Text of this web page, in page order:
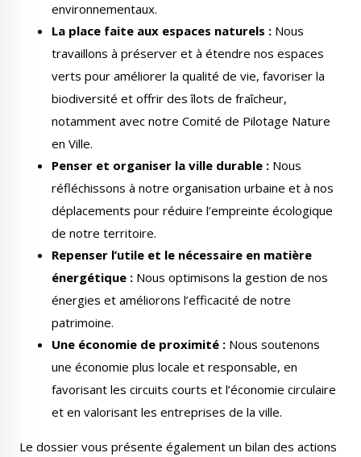
environnementaux.
La place faite aux espaces naturels : Nous
travaillons à préserver et à étendre nos espaces
verts pour améliorer la qualité de vie, favoriser la
biodiversité et offrir des îlots de fraîcheur,
notamment avec notre Comité de Pilotage Nature
en Ville.
Penser et organiser la ville durable : Nous
réfléchissons à notre organisation urbaine et à nos
déplacements pour réduire l’empreinte écologique
de notre territoire.
Repenser l’utile et le nécessaire en matière
énergétique : Nous optimisons la gestion de nos
énergies et améliorons l’efficacité de notre
patrimoine.
Une économie de proximité : Nous soutenons
une économie plus locale et responsable, en
favorisant les circuits courts et l’économie circulaire
et en valorisant les entreprises de la ville.
Le dossier vous présente également un bilan des actions